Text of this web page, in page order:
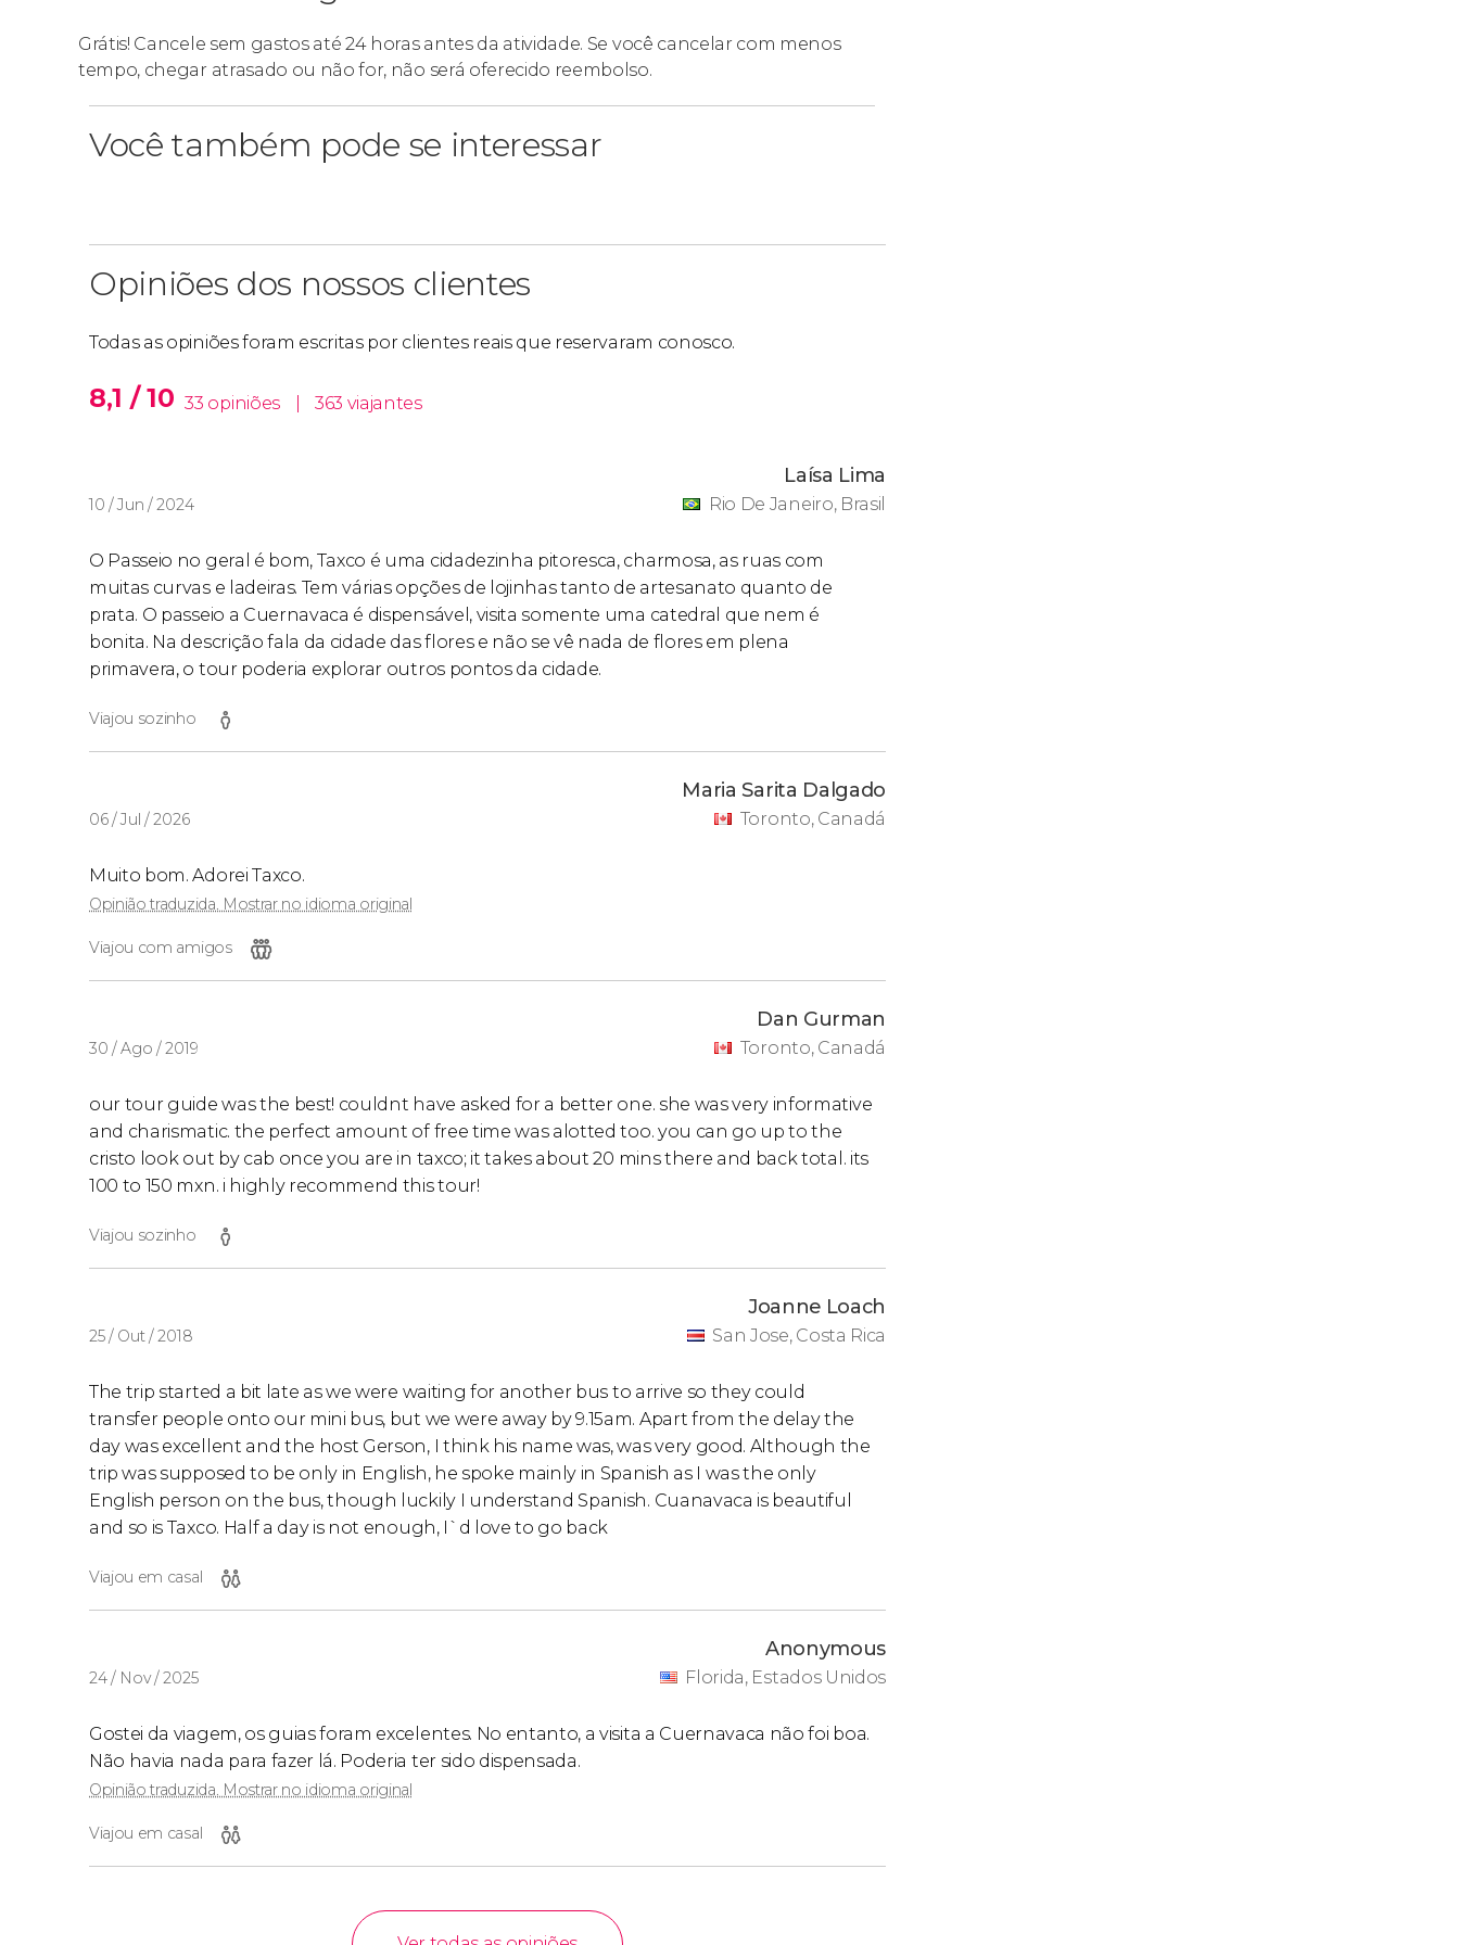
você terá um guia exclusivo apenas para você, seu acompanhante, família ou amigos.
Grátis! Cancele sem gastos até 24 horas antes da atividade. Se você cancelar com menos
tempo, chegar atrasado ou não for, não será oferecido reembolso.
Você também pode se interessar
Opiniões dos nossos clientes
Todas as opiniões foram escritas por clientes reais que reservaram conosco.
8,1 / 10 33 opiniões 363 viajantes
10 / Jun / 2024
Laísa Lima
Rio De Janeiro, Brasil
O Passeio no geral é bom, Taxco é uma cidadezinha pitoresca, charmosa, as ruas com
muitas curvas e ladeiras. Tem várias opções de lojinhas tanto de artesanato quanto de
prata. O passeio a Cuernavaca é dispensável, visita somente uma catedral que nem é
bonita. Na descrição fala da cidade das flores e não se vê nada de flores em plena
primavera, o tour poderia explorar outros pontos da cidade.
Viajou sozinho
06 / Jul / 2026
Maria Sarita Dalgado
Toronto, Canadá
Muito bom. Adorei Taxco.
Opinião traduzida. Mostrar no idioma original
Viajou com amigos
30 / Ago / 2019
Dan Gurman
Toronto, Canadá
our tour guide was the best! couldnt have asked for a better one. she was very informative
and charismatic. the perfect amount of free time was alotted too. you can go up to the
cristo look out by cab once you are in taxco; it takes about 20 mins there and back total. its
100 to 150 mxn. i highly recommend this tour!
Viajou sozinho
25 / Out / 2018
Joanne Loach
San Jose, Costa Rica
The trip started a bit late as we were waiting for another bus to arrive so they could
transfer people onto our mini bus, but we were away by 9.15am. Apart from the delay the
day was excellent and the host Gerson, I think his name was, was very good. Although the
trip was supposed to be only in English, he spoke mainly in Spanish as I was the only
English person on the bus, though luckily I understand Spanish. Cuanavaca is beautiful
and so is Taxco. Half a day is not enough, I`d love to go back
Viajou em casal
24 / Nov / 2025
Anonymous
Florida, Estados Unidos
Gostei da viagem, os guias foram excelentes. No entanto, a visita a Cuernavaca não foi boa.
Não havia nada para fazer lá. Poderia ter sido dispensada.
Opinião traduzida. Mostrar no idioma original
Viajou em casal